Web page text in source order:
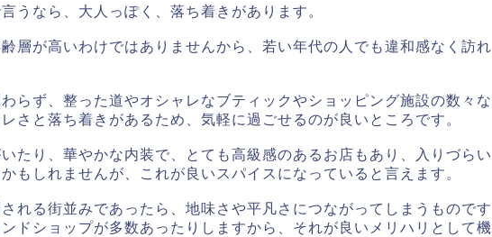
うなら、大人っぽく、落ち着きがあります。
層が高いわけではありませんから、若い年代の人でも違和感なく訪れ
らず、整った道やオシャレなブティックやショッピング施設の数々な
さと落ち着きがあるため、気軽に過ごせるのが良いところです。
たり、華やかな内装で、とても高級感のあるお店もあり、入りづらい
もしれませんが、これが良いスパイスになっていると言えます。
れる街並みであったら、地味さや平凡さにつながってしまうものです
ドショップが多数あったりしますから、それが良いメリハリとして機